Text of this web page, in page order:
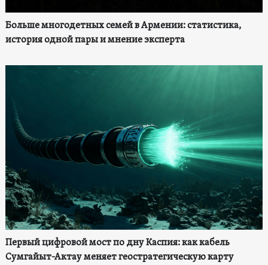
Больше многодетных семей в Армении: статистика,
история одной пары и мнение эксперта
Первый цифровой мост по дну Каспия: как кабель
Сумгайыт-Актау меняет геостратегическую карту